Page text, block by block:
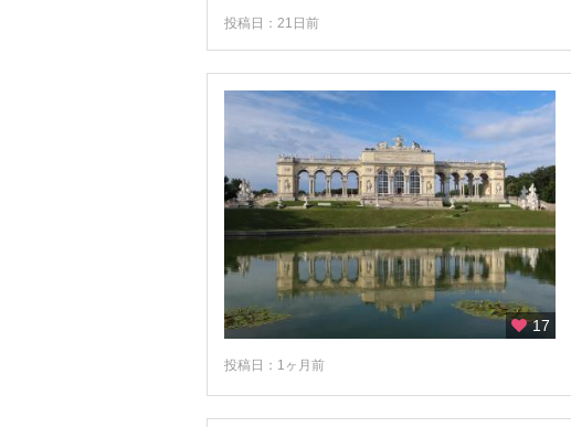
シュタイヤー
シュトゥバイタール
シュヴァーツ
ゼルデン
ゼーフェルト
チロル
ツェル・アム・ゼー
デュルンシュタイン
ハル
投稿日：21日前
17
投稿日：1ヶ月前